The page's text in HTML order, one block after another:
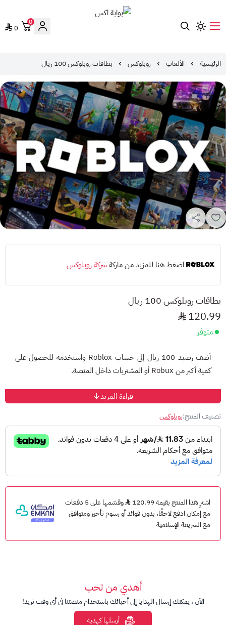
0
0
الرئيسية الألعاب روبلوكس بطاقات روبلوكس 100 ريال
اضغط هنا للمزيد من ماركةشركة روبلوكس
بطاقات روبلوكس 100 ريال
120.99
متوفر
أضف رصيد 100 ريال إلى حساب Roblox واستخدمه للحصول على
كمية أكبر من Robux أو المشتريات داخل المنصة.
سجّل الدخول إلى حساب Roblox.
انتقل إلى صفحة استرداد البطاقات.
أدخل رمز البطاقة.
يتم إضافة الرصيد إلى حسابك وفق سياسات Roblox.
ملاحظات مهمة
مخصصة للحسابات السعودية المؤهلة.
تأكد من توافق بلد الحساب قبل الشراء.
تخضع البطاقة للشروط والأحكام الخاصة بمنصة Roblox.
لا يمكن استرجاع أو استبدال البطاقات الرقمية بعد التسليم.
قراءة المزيد
تصنيف المنتج:روبلوكس
اشترِ هذا المنتج بقيمة 120.99
وقسّمها على 5 دفعات
مع إمكان ادفع لاحقًا، بدون فوائد أو رسوم تأخير ومتوافق
مع الشريعة الإسلامية
أهدي من تحب
الآن ، يمكنك إرسال الهدايا إلى أحبائك باستخدام منصتنا في أي وقت تريد!
أرسلها كهدية